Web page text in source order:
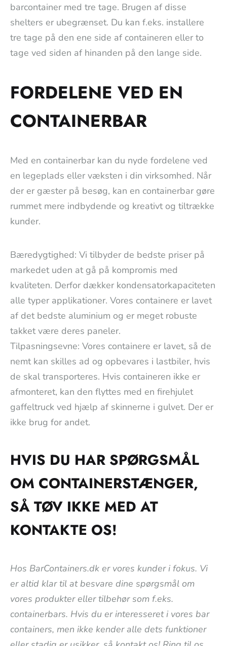
barcontainer med tre tage. Brugen af disse
shelters er ubegrænset. Du kan f.eks. installere
tre tage på den ene side af containeren eller to
tage ved siden af hinanden på den lange side.
FORDELENE VED EN
CONTAINERBAR
Med en containerbar kan du nyde fordelene ved
en legeplads eller væksten i din virksomhed. Når
der er gæster på besøg, kan en containerbar gøre
rummet mere indbydende og kreativt og tiltrække
kunder.
Bæredygtighed: Vi tilbyder de bedste priser på
markedet uden at gå på kompromis med
kvaliteten. Derfor dækker kondensatorkapaciteten
alle typer applikationer. Vores containere er lavet
af det bedste aluminium og er meget robuste
takket være deres paneler.
Tilpasningsevne: Vores containere er lavet, så de
nemt kan skilles ad og opbevares i lastbiler, hvis
de skal transporteres. Hvis containeren ikke er
afmonteret, kan den flyttes med en firehjulet
gaffeltruck ved hjælp af skinnerne i gulvet. Der er
ikke brug for andet.
HVIS DU HAR SPØRGSMÅL
OM CONTAINERSTÆNGER,
SÅ TØV IKKE MED AT
KONTAKTE OS!
Hos BarContainers.dk er vores kunder i fokus. Vi
er altid klar til at besvare dine spørgsmål om
vores produkter eller tilbehør som f.eks.
containerbars. Hvis du er interesseret i vores bar
containers, men ikke kender alle dets funktioner